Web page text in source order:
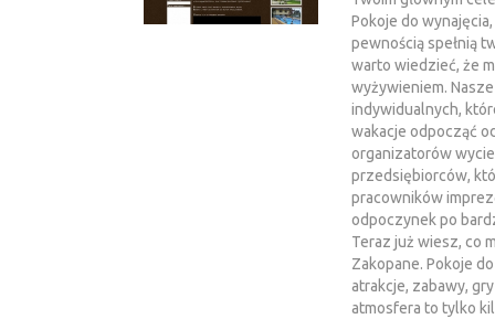
Pokoje do
pewnością spełnią
warto wiedzieć, że
wyżywieniem.
indywidualnych,
wakacje odpocząć
organizatorów
przedsiębiorców,
pracowników
odpoczynek po
Teraz już wiesz, co
Zakopane. Pokoje
atrakcje, zabawy,
atmosfera to tylko